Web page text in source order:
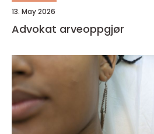
13. May 2026
Advokat arveoppgjør